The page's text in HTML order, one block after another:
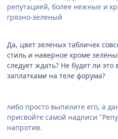
pепутацией, более нежные и
гpязно-зеленый
Да, цвет зелёных табличек
стиль и наверное кроме
следует ждать? Не будет ли
заплатками на теле форума?
либо просто выпилите его, а
присвойте самой надписи
напротив.